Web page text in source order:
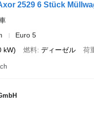
2529 6 Stück
Euro 5
kW) 燃料 ディーゼル 荷